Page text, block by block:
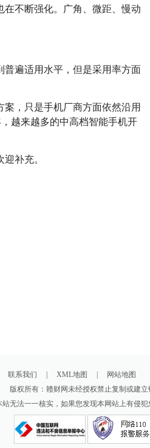
不断强化。广角、微距、慢动
普遍适用水平，但是采用率方面
案，只是手机厂商方面依然沿用
越来越多的中高档智能手机开
补充。
联系我们 XML地图 网站地图
版权所有：赣财网未经授权禁止复制或建立
无法一一核实，如果您发现本网站上有侵